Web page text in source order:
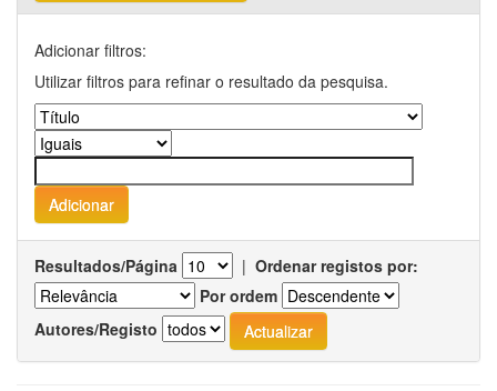
Adicionar filtros:
Utilizar filtros para refinar o resultado da pesquisa.
Resultados/Página | Ordenar registos por:
Por ordem
Autores/Registo